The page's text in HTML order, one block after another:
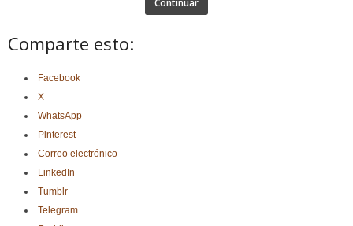
Continuar
Comparte esto:
Facebook
X
WhatsApp
Pinterest
Correo electrónico
LinkedIn
Tumblr
Telegram